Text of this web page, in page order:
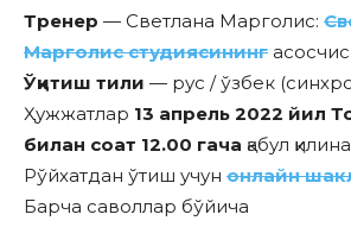
Тренер — Светлана Марголис:
Марголис студиясининг
Ўқитиш тили — рус / ўзбек
Ҳужжатлар 13 апрель 2022 йил
билан соат 12.00 гача қабул
Рўйхатдан ўтиш учун онлайн
Барча саволлар бўйича